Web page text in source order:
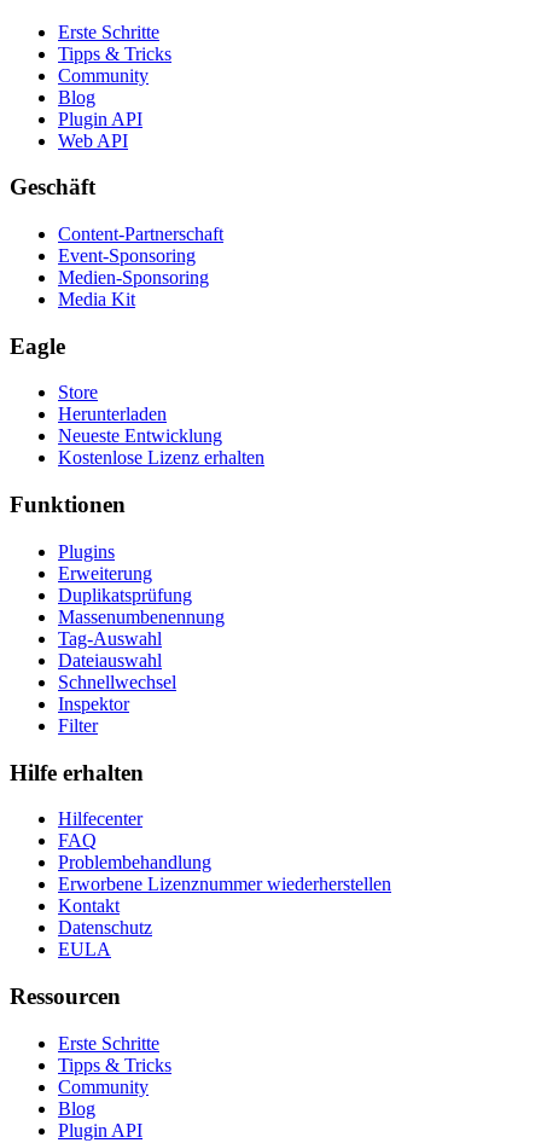
Erste Schritte
Tipps & Tricks
Community
Blog
Plugin API
Web API
Geschäft
Content-Partnerschaft
Event-Sponsoring
Medien-Sponsoring
Media Kit
Eagle
Store
Herunterladen
Neueste Entwicklung
Kostenlose Lizenz erhalten
Funktionen
Plugins
Erweiterung
Duplikatsprüfung
Massenumbenennung
Tag-Auswahl
Dateiauswahl
Schnellwechsel
Inspektor
Filter
Hilfe erhalten
Hilfecenter
FAQ
Problembehandlung
Erworbene Lizenznummer wiederherstellen
Kontakt
Datenschutz
EULA
Ressourcen
Erste Schritte
Tipps & Tricks
Community
Blog
Plugin API